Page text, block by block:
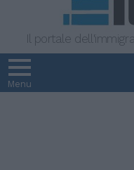
Il portale
Menu